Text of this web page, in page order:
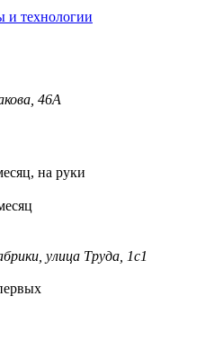
и технологии
46А
на руки
улица Труда, 1с1